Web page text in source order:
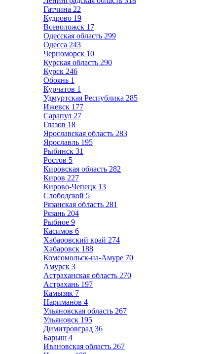
Гатчина 22
Кудрово 19
Всеволожск 17
Одесская область 299
Одесса 243
Черноморск 10
Курская область 290
Курск 246
Обоянь 1
Курчатов 1
Удмуртская Республика 285
Ижевск 177
Сарапул 27
Глазов 18
Ярославская область 283
Ярославль 195
Рыбинск 31
Ростов 5
Кировская область 282
Киров 227
Кирово-Чепецк 13
Слободской 5
Рязанская область 281
Рязань 204
Рыбное 9
Касимов 6
Хабаровский край 274
Хабаровск 188
Комсомольск-на-Амуре 70
Амурск 3
Астраханская область 270
Астрахань 197
Камызяк 7
Нариманов 4
Ульяновская область 267
Ульяновск 195
Димитровград 36
Барыш 4
Ивановская область 267